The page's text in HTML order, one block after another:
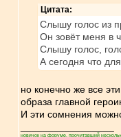
Цитата:
Слышу голос из
Он зовёт меня в
Слышу голос,
А сегодня что
но конечно же все
образа главной
И эти сомнения
новичок на форуме, прочитавший